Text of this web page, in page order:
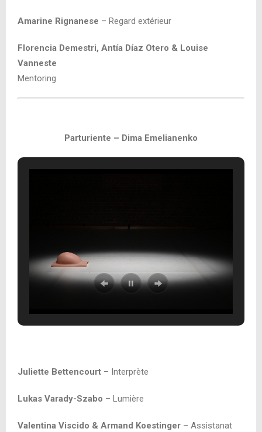
Amarine Rignanese – Regard extérieur
Florencia Demestri, Antía Díaz Otero & Louise
Vanneste
Mentoring
Parturiente – Dima Emelianenko
Juliette Bettencourt – Interprète
Lukas Varady-Szabo – Lumière
Valentina Viscido & Armand Koestinger – Assistanat